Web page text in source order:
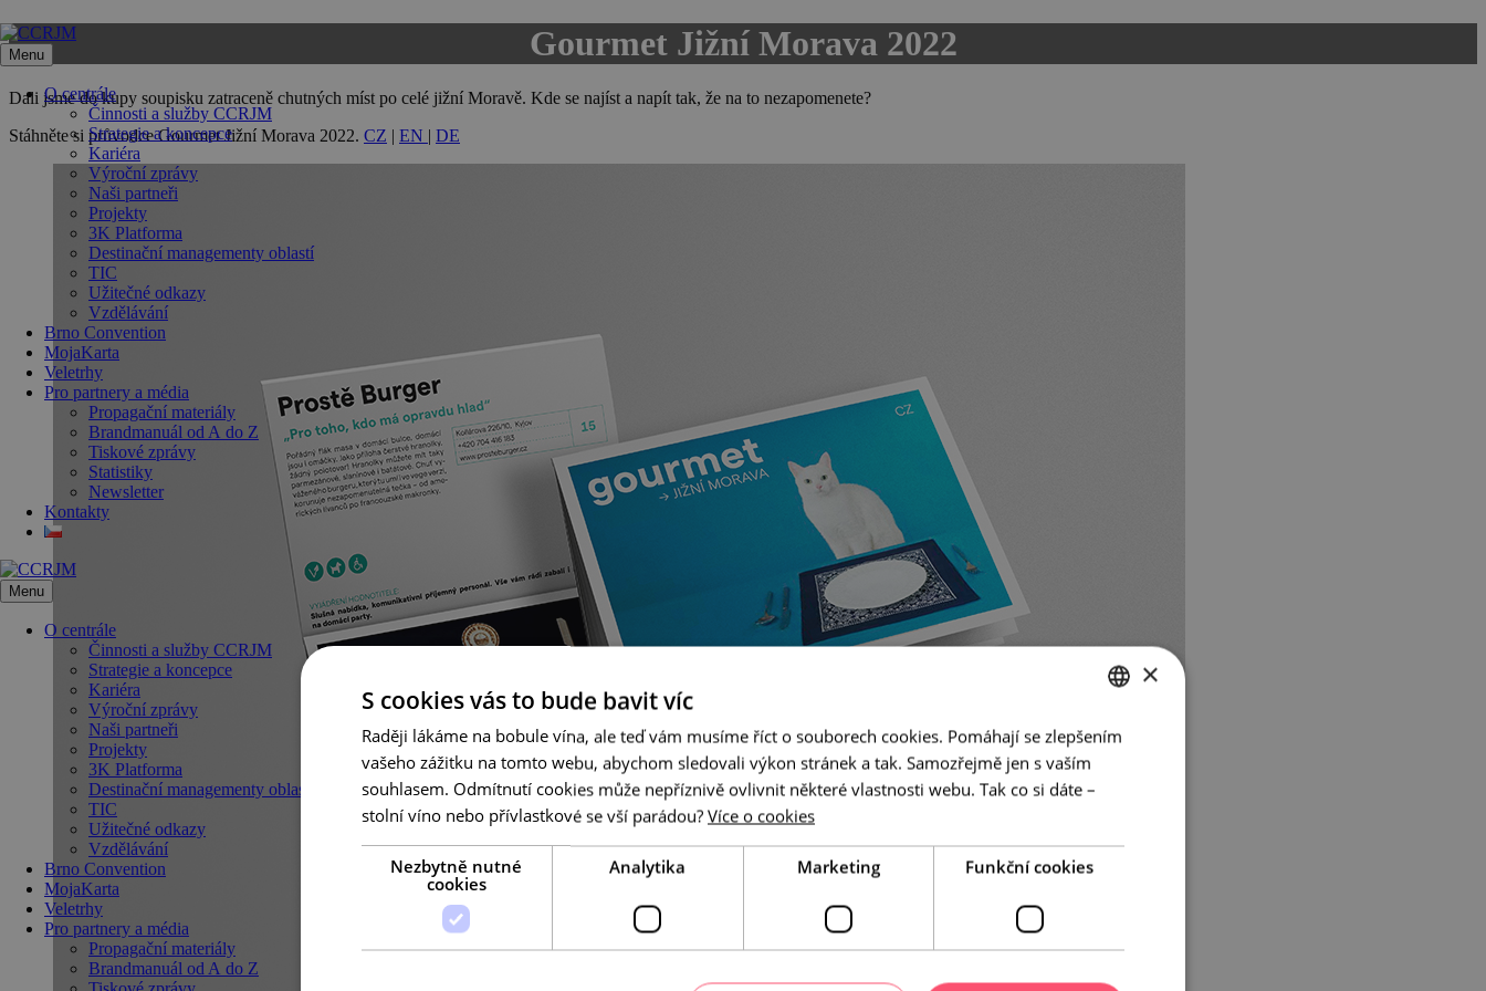
Přeskočit
na
obsah
Menu
O centrále
Činnosti a služby CCRJM
Strategie a koncepce
Kariéra
Výroční zprávy
Naši partneři
Projekty
3K Platforma
Destinační managementy oblastí
TIC
Užitečné odkazy
Vzdělávání
Brno Convention
MojaKarta
Veletrhy
Pro partnery a média
Propagační materiály
Brandmanuál od A do Z
Tiskové zprávy
Statistiky
Newsletter
Kontakty
Menu
O centrále
Činnosti a služby CCRJM
Strategie a koncepce
Kariéra
Výroční zprávy
Naši partneři
Projekty
3K Platforma
Destinační managementy oblastí
TIC
Užitečné odkazy
Vzdělávání
Brno Convention
MojaKarta
Veletrhy
Pro partnery a média
Propagační materiály
Brandmanuál od A do Z
Gourmet Jižní Morava 2022
Dali jsme do kupy soupisku zatraceně chutných míst po celé jižní Moravě. Kde se najíst a napít tak, že na to nezapomenete?
Stáhněte si průvodce Gourmet Jižní Morava 2022. CZ | EN | DE
CZECH
×
S cookies vás to bude bavit víc
Raději lákáme na bobule vína, ale teď vám musíme říct o souborech cookies. Pomáhají se zlepšením
vašeho zážitku na tomto webu, abychom sledovali výkon stránek a tak. Samozřejmě jen s vaším
souhlasem. Odmítnutí cookies může nepříznivě ovlivnit některé vlastnosti webu. Tak co si dáte –
stolní víno nebo přívlastkové se vší parádou? Více o cookies
Nezbytně nutné
cookies
Analytika Marketing Funkční cookies